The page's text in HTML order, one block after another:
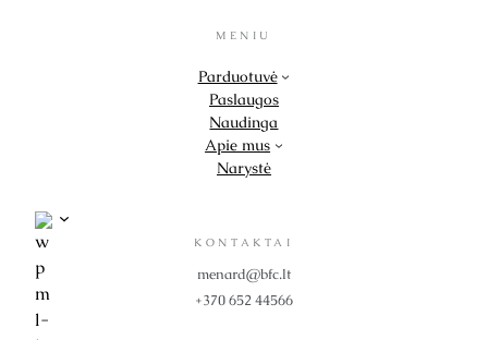
MENIU
Parduotuvė
Paslaugos
Naudinga
Apie mus
Narystė
KONTAKTAI
menard@bfc.lt
+370 652 44566